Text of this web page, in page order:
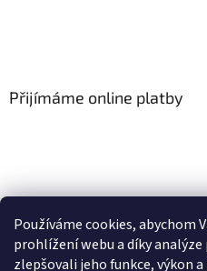
Používáme cookies, abychom
prohlížení webu a díky
zlepšovali jeho funkce, výkon
Přijímáme online platby